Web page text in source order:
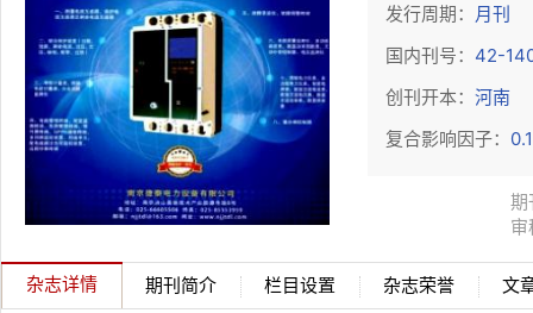
发行周期： 月刊
国内刊号： 42-
创刊开本： 河南
复合影响因子：
期
审
杂志详情 期刊简介 栏目设置 杂志荣誉 文